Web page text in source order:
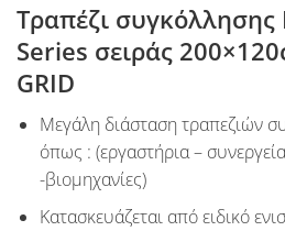
Τραπέζι συγκόλλησης
Series σειράς
GRID
Μεγάλη διάσταση τραπεζιών
όπως : (εργαστήρια –
-βιομηχανίες)
Κατασκευάζεται από ειδικό